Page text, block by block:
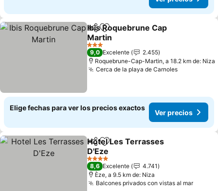
CompartirAgregar a favoritos
Ibis Roquebrune Cap
Martin
3 Estrellas
9,0 Excelente
2.455
Roquebrune-Cap-Martin, a 18.2 km de: Niza
Cerca de la playa de Carnoles
Elige fechas para ver los precios exactos
Ver precios
CompartirAgregar a favoritos
Hotel Les Terrasses
D'Eze
4 Estrellas
8,6 Excelente
4.741
Èze, a 9.5 km de: Niza
Balcones privados con vistas al mar